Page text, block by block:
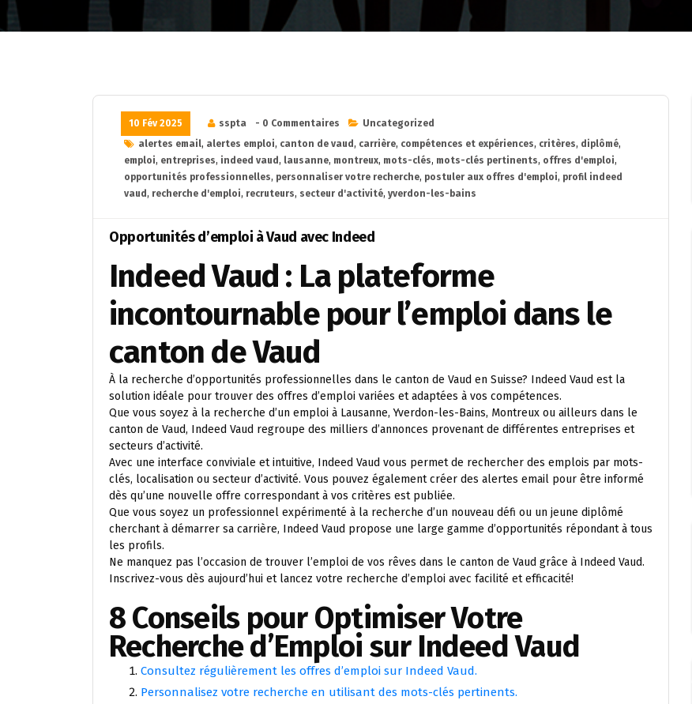
10 Fév 2025 sspta - 0 Commentaires
Uncategorized
alertes email, alertes emploi, canton de vaud , carrière, compétences et expériences, critères, diplômé,
emploi, entreprises, indeed vaud , lausanne, montreux, mots-clés, mots-clés pertinents, offres d'emploi,
opportunités professionnelles, personnaliser votre recherche, postuler aux offres d'emploi, profil indeed
vaud , recherche d'emploi, recruteurs, secteur d'activité, yverdon-les-bains
Opportunités d’emploi à Vaud avec Indeed
Indeed Vaud : La plateforme
incontournable pour l’emploi dans le
canton de Vaud
À la recherche d’opportunités professionnelles dans le canton de Vaud en Suisse? Indeed Vaud est la
solution idéale pour trouver des offres d’emploi variées et adaptées à vos compétences.
Que vous soyez à la recherche d’un emploi à Lausanne, Yverdon-les-Bains, Montreux ou ailleurs dans le
canton de Vaud, Indeed Vaud regroupe des milliers d’annonces provenant de différentes entreprises et
secteurs d’activité.
Avec une interface conviviale et intuitive, Indeed Vaud vous permet de rechercher des emplois par mots-
clés, localisation ou secteur d’activité. Vous pouvez également créer des alertes email pour être informé
dès qu’une nouvelle offre correspondant à vos critères est publiée.
Que vous soyez un professionnel expérimenté à la recherche d’un nouveau défi ou un jeune diplômé
cherchant à démarrer sa carrière, Indeed Vaud propose une large gamme d’opportunités répondant à tous
les profils.
Ne manquez pas l’occasion de trouver l’emploi de vos rêves dans le canton de Vaud grâce à Indeed Vaud.
Inscrivez-vous dès aujourd’hui et lancez votre recherche d’emploi avec facilité et efficacité!
8 Conseils pour Optimiser Votre
Recherche d’Emploi sur Indeed Vaud
Consultez régulièrement les offres d’emploi sur Indeed Vaud.
Personnalisez votre recherche en utilisant des mots-clés pertinents.